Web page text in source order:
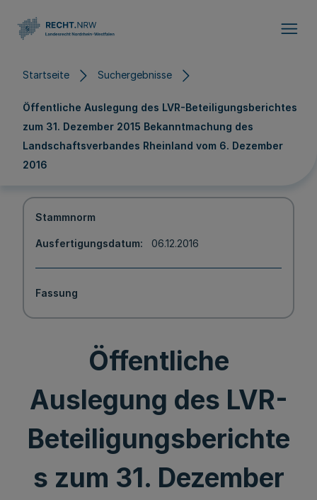
Startseite Suchergebnisse
Öffentliche Auslegung des LVR-Beteiligungsberichtes
zum 31. Dezember 2015 Bekanntmachung des
Landschaftsverbandes Rheinland vom 6. Dezember
2016
Stammnorm
Ausfertigungsdatum 06.12.2016
Fassung
Öffentliche
Auslegung des LVR-
Beteiligungsberichte
s zum 31. Dezember